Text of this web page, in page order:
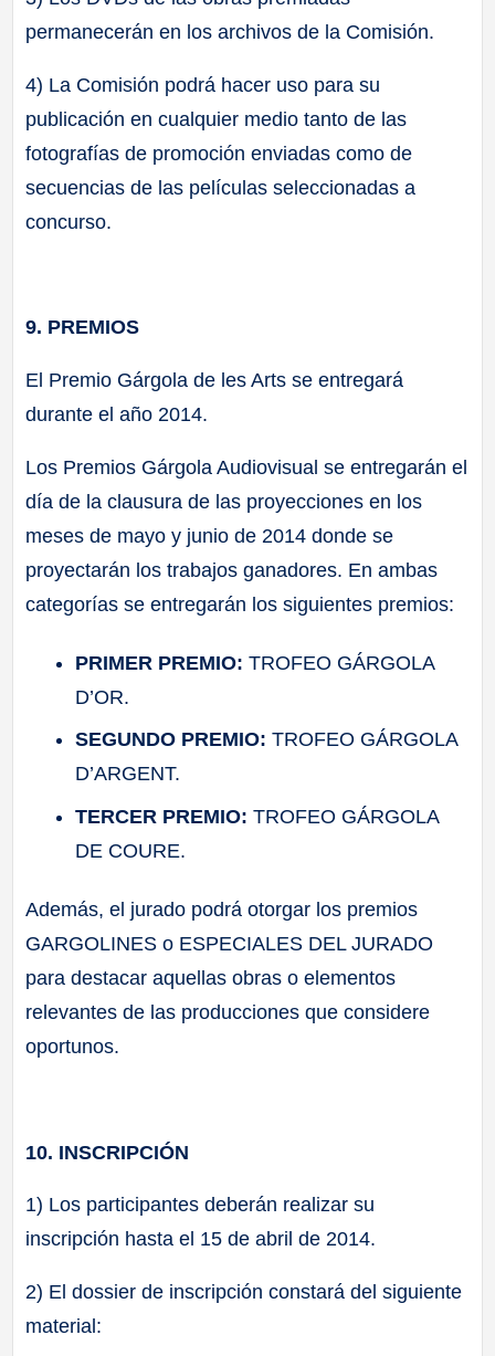
permanecerán en los archivos de la Comisión.
4) La Comisión podrá hacer uso para su
publicación en cualquier medio tanto de las
fotografías de promoción enviadas como de
secuencias de las películas seleccionadas a
concurso.
9. PREMIOS
El Premio Gárgola de les Arts se entregará
durante el año 2014.
Los Premios Gárgola Audiovisual se entregarán el
día de la clausura de las proyecciones en los
meses de mayo y junio de 2014 donde se
proyectarán los trabajos ganadores. En ambas
categorías se entregarán los siguientes premios:
PRIMER PREMIO:TROFEO GÁRGOLA
D’OR.
SEGUNDO PREMIO:TROFEO GÁRGOLA
D’ARGENT.
TERCER PREMIO:TROFEO GÁRGOLA
DE COURE.
Además, el jurado podrá otorgar los premios
GARGOLINES o ESPECIALES DEL JURADO
para destacar aquellas obras o elementos
relevantes de las producciones que considere
oportunos.
10. INSCRIPCIÓN
1) Los participantes deberán realizar su
inscripción hasta el 15 de abril de 2014.
2) El dossier de inscripción constará del siguiente
material: